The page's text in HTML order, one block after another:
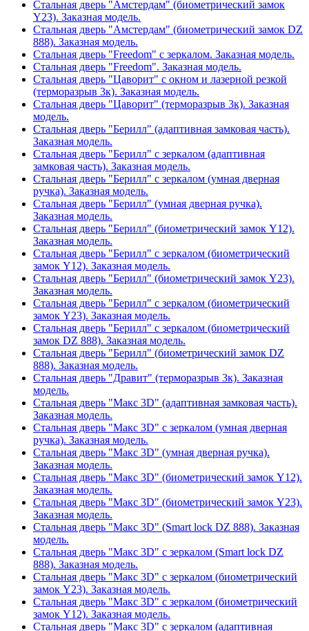
Стальная дверь "Амстердам" (биометрический замок
Y23). Заказная модель.
Стальная дверь "Амстердам" (биометрический замок DZ
888). Заказная модель.
Стальная дверь "Freedom" с зеркалом. Заказная модель.
Стальная дверь "Freedom". Заказная модель.
Стальная дверь "Цаворит" с окном и лазерной резкой
(терморазрыв 3к). Заказная модель.
Стальная дверь "Цаворит" (терморазрыв 3к). Заказная
модель.
Стальная дверь "Берилл" (адаптивная замковая часть).
Заказная модель.
Стальная дверь "Берилл" с зеркалом (адаптивная
замковая часть). Заказная модель.
Стальная дверь "Берилл" с зеркалом (умная дверная
ручка). Заказная модель.
Стальная дверь "Берилл" (умная дверная ручка).
Заказная модель.
Стальная дверь "Берилл" (биометрический замок Y12).
Заказная модель.
Стальная дверь "Берилл" с зеркалом (биометрический
замок Y12). Заказная модель.
Стальная дверь "Берилл" (биометрический замок Y23).
Заказная модель.
Стальная дверь "Берилл" с зеркалом (биометрический
замок Y23). Заказная модель.
Стальная дверь "Берилл" с зеркалом (биометрический
замок DZ 888). Заказная модель.
Стальная дверь "Берилл" (биометрический замок DZ
888). Заказная модель.
Стальная дверь "Дравит" (терморазрыв 3к). Заказная
модель.
Стальная дверь "Макс 3D" (адаптивная замковая часть).
Заказная модель.
Стальная дверь "Макс 3D" с зеркалом (умная дверная
ручка). Заказная модель.
Стальная дверь "Макс 3D" (умная дверная ручка).
Заказная модель.
Стальная дверь "Макс 3D" (биометрический замок Y12).
Заказная модель.
Стальная дверь "Макс 3D" (биометрический замок Y23).
Заказная модель.
Стальная дверь "Макс 3D" (Smart lock DZ 888). Заказная
модель.
Стальная дверь "Макс 3D" с зеркалом (Smart lock DZ
888). Заказная модель.
Стальная дверь "Макс 3D" с зеркалом (биометрический
замок Y23). Заказная модель.
Стальная дверь "Макс 3D" с зеркалом (биометрический
замок Y12). Заказная модель.
Стальная дверь "Макс 3D" с зеркалом (адаптивная